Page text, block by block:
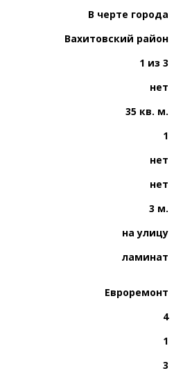
В черте города
Вахитовский район
1 из 3
нет
35 кв. м.
1
нет
нет
3 м.
на улицу
ламинат
Евроремонт
4
1
3